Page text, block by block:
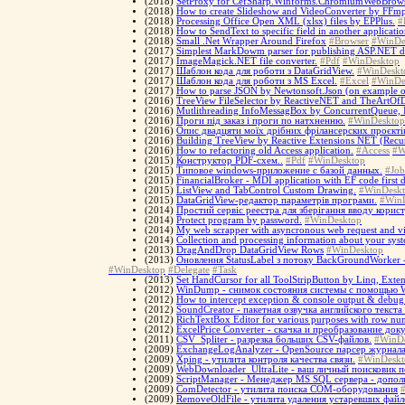
(2018) How to create Slideshow and VideoConverter by
(2018) Processing Office Open XML (xlsx) files by EPPlus.
(2018) How to SendText to specific field in another
(2018) Small .Net Wrapper Around Firefox #Browser
(2017) Simplest MarkDowm parser for publishing ASP.NET
(2017) ImageMagick.NET file converter. #Pdf #WinDesktop
(2017) Шаблон кода для роботи з DataGridView.
(2017) Шаблон кода для роботи з MS Excel. #Excel
(2017) How to parse JSON by Newtonsoft.Json (on example
(2016) TreeView FileSelector by ReactiveNET and
(2016) Mutlithreading InfoMessagBox by ConcurrentQueue,
(2016) Проги під заказ і проги по натхненню. #WinDesktop
(2016) Опис двадцяти моїх дрібних фрілансерских
(2016) Building TreeView by Reactive Extensions NET
(2016) How to refactoring old Access application. #Access
(2015) Конструктор PDF-схем.. #Pdf #WinDesktop
(2015) Типовое windows-приложение с базой данных.
#Job
(2015) FinancialBroker - MDI application with EF code first
(2015) ListView and TabControl Custom Drawing.
(2015) DataGridView-редактор параметрів програми.
(2014) Простий сервіс реестра для зберігання вводу
(2014) Protect program by password.
#WinDesktop
(2014) My web scrapper with asyncronous web request and
(2014) Collection and processing information about your
(2013) DragAndDrop DataGridView Rows #WinDesktop
(2013) Оновлення StatusLabel з потоку
#WinDesktop #Delegate #Task
(2013) Set HandCursor for all ToolStripButton by Linq,
(2012) WinDump - снимок состояния системы с помощью
(2012) How to intercept exception & console output &
(2012) SoundCreator - пакетная озвучка английского
(2012) RichTextBox Editor for various purposes with row
(2012) ExcelPrice Converter - скачка и преобразование
(2011) CSV_Spliter - разрезка больших CSV-файлов.
(2009) ExchangeLogAnalyzer - OpenSource парсер
(2009) Xping - утилита контроля качества связи.
(2009) WebDownloader_UltraLite - ваш личный поисковик
(2009) ScriptManager - Менеджер MS SQL сервера -
(2009) ComDetector - утилита поиска COM-оборудования
(2009) RemoveOldFile - утилита удаления устаревших